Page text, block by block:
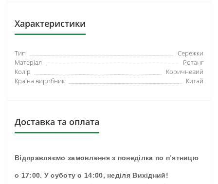
Характеристики
Тип
Сережки
Матеріал
Ротанг
Колір
Коричневий
Країна виробник
Китай
Доставка та оплата
Відправляємо замовлення з понеділка по п’ятницю
о 17:00. У суботу о 14:00, неділя Вихідний!